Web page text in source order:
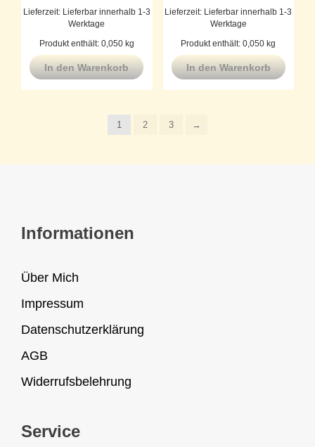
Lieferzeit: Lieferbar innerhalb 1-3
Werktage
Produkt enthält: 0,050 kg
In den Warenkorb
Lieferzeit: Lieferbar innerhalb 1-3
Werktage
Produkt enthält: 0,050 kg
In den Warenkorb
1 2 3 →
Informationen
Über Mich
Impressum
Datenschutzerklärung
AGB
Widerrufsbelehrung
Service